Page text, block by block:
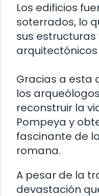
Los edificios
soterrados, lo
sus
Gracias a esta
los
reconstruir la
Pompeya y
fascinante de
romana.
A pesar de la
devastación